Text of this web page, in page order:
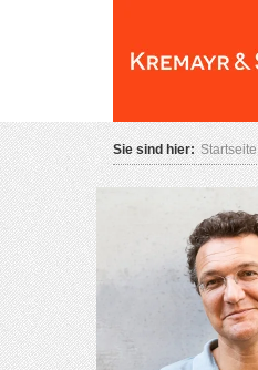
Sie sind hier: Startseite